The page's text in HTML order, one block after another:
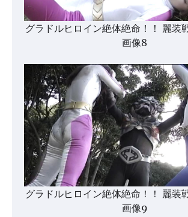
グラドルヒロイン絶体絶命！！ 麗装
画像8
グラドルヒロイン絶体絶命！！ 麗装
画像9